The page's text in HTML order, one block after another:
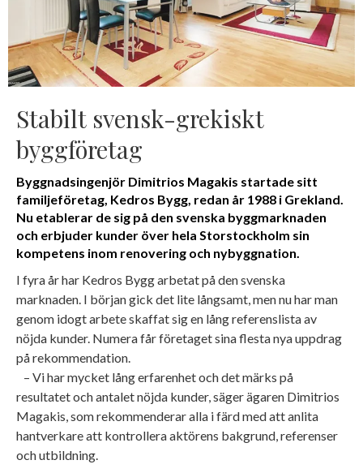
Stabilt svensk-grekiskt
byggföretag
Byggnadsingenjör Dimitrios Magakis startade sitt
familjeföretag, Kedros Bygg, redan år 1988 i Grekland.
Nu etablerar de sig på den svenska byggmarknaden
och erbjuder kunder över hela Storstockholm sin
kompetens inom renovering och nybyggnation.
I fyra år har Kedros Bygg arbetat på den svenska
marknaden. I början gick det lite långsamt, men nu har man
genom idogt arbete skaffat sig en lång referenslista av
nöjda kunder. Numera får företaget sina flesta nya uppdrag
på rekommendation.
– Vi har mycket lång erfarenhet och det märks på
resultatet och antalet nöjda kunder, säger ägaren Dimitrios
Magakis, som rekommenderar alla i färd med att anlita
hantverkare att kontrollera aktörens bakgrund, referenser
och utbildning.